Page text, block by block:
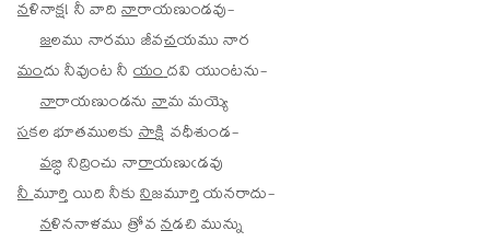
నళినాక్ష! నీ వాదినారాయణుండవు-
జలము నారము జీవచయము నార
మందు నీవుంట నీయందవి యుంటను-
నారాయణుండనునామ మయ్యె
సకల భూతములకుసాక్షి వధీశుండ-
వబ్ధి నిద్రించు నారాయణుఁడవు
నీమూర్తి యిది నీకునిజమూర్తి యనరాదు-
నళిననాళము త్రోవ నడచి మున్ను